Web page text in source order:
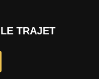
TRAJET